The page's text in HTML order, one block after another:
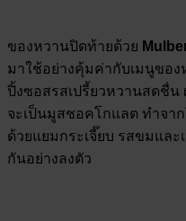
ของหวานปิดท้ายด้วย
มาใช้อย่างคุ้มค่ากับเมนูขอ
ปิ้งซอสรสเปรี้ยวหวานสดชื่น
จะเป็นมูสชอคโกแลต ทำจา
ด้วยแยมกระเจี๊ยบ รสขมแล
กันอย่างลงตัว